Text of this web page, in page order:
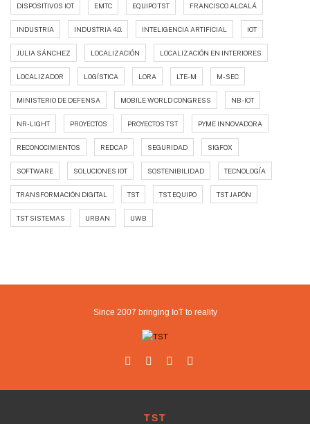
DISPOSITIVOS IOT EMTC EQUIPO TST FRANCISCO ALCALÁ
INDUSTRIA INDUSTRIA 4.0. INTELIGENCIA ARTIFICIAL IOT
JULIA SÁNCHEZ LOCALIZACIÓN LOCALIZACIÓN EN INTERIORES
LOCALIZADOR LOGÍSTICA LORA LTE-M M-SEC
MINISTERIO DE DEFENSA MOBILE WORLD CONGRESS NB-IOT
NR-LIGHT PROYECTOS PROYECTOS TST PYME INNOVADORA
RECONOCIMIENTOS REDCAP SEGURIDAD SIGFOX
SOFTWARE SOLUCIONES IOT SOSTENIBILIDAD TECNOLOGÍA
TRANSFORMACIÓN DIGITAL TST TST. EQUIPO TST JAPÓN
TST SISTEMAS URBAN UWB
Since 2007 bringing IoT to reality
TST